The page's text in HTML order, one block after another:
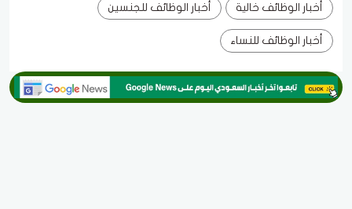
أخبار الوظائف خالية أخبار الوظائف للجنسين
أخبار الوظائف للنساء